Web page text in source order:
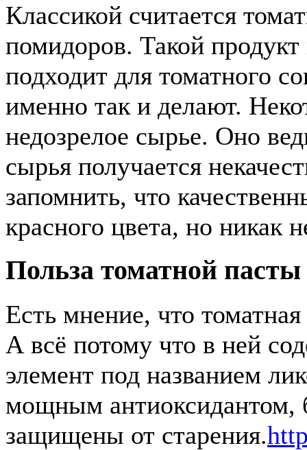
Классикой считается
помидоров. Такой
подходит для томатного
именно так и делают.
недозрелое сырье. Оно
сырья получается
запомнить, что
красного цвета, но никак
Польза томатной пасты
Есть мнение, что
А всё потому что в ней
элемент под названием
мощным антиоксидантом,
защищены от старения.